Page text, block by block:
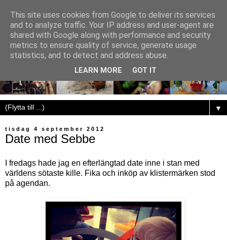
▼
tisdag 4 september 2012
Date med Sebbe
I fredags hade jag en efterlängtad date inne i stan med
världens sötaste kille. Fika och inköp av klistermärken stod
på agendan.
This site uses cookies from Google to deliver its services
and to analyze traffic. Your IP address and user-agent are
shared with Google along with performance and security
metrics to ensure quality of service, generate usage
statistics, and to detect and address abuse.
LEARN MORE GOT IT